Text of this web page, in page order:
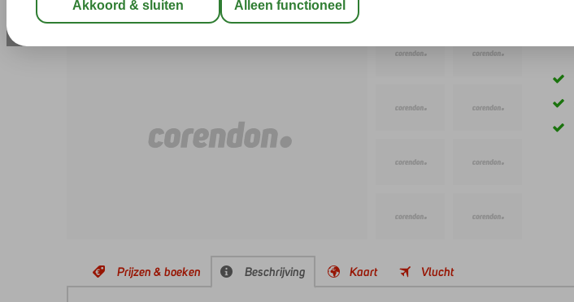
Logies en ontbijt Hotel
Prijzen & boeken Beschrijving Kaart Vlucht